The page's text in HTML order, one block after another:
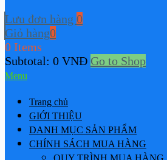
Lưu đơn hàng 0
Giỏ hàng0
0 Items
Subtotal: 0 VNĐ Go to Shop
Menu
Trang chủ
GIỚI THIỆU
DANH MỤC SẢN PHẨM
CHÍNH SÁCH MUA HÀNG
QUY TRÌNH MUA HÀNG